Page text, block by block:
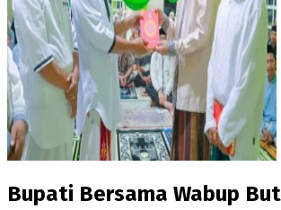
Bupati Bersama Wabup